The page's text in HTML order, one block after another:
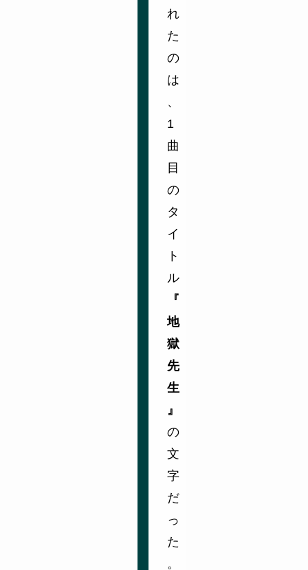
れ
た
の
は
、
1
曲
目
の
タ
イ
ト
ル
『
地
獄
先
生
』
の
文
字
だ
っ
た
。